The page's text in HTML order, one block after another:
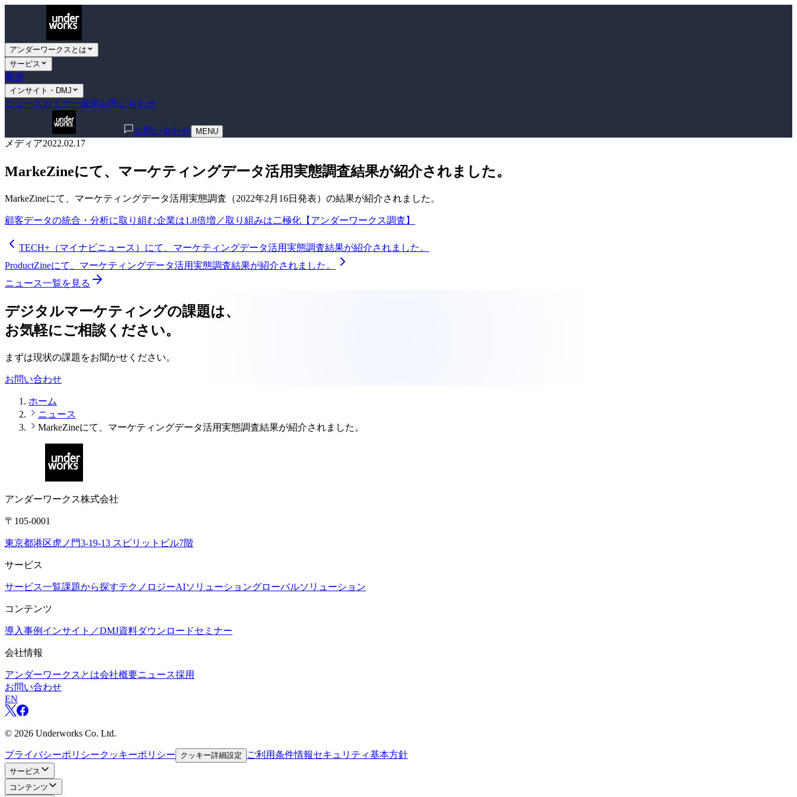
アンダーワークスとは
サービス
事例
インサイト・DMJ
ニュース セミナー採用 お問い合わせ
お問い合わせ MENU
メディア2022.02.17
MarkeZineにて、マーケティングデータ活用実態調査結果が紹介されました。
MarkeZineにて、マーケティングデータ活用実態調査（2022年2月16日発表）の結果が紹介されました。
顧客データの統合・分析に取り組む企業は1.8倍増／取り組みは二極化【アンダーワークス調査】
TECH+（マイナビニュース）にて、マーケティングデータ活用実態調査結果が紹介されました。
ProductZineにて、マーケティングデータ活用実態調査結果が紹介されました。
ニュース一覧を見る
デジタルマーケティングの課題は、
お気軽にご相談ください。
まずは現状の課題をお聞かせください。
お問い合わせ
ホーム
ニュース
MarkeZineにて、マーケティングデータ活用実態調査結果が紹介されました。
アンダーワークス株式会社
〒105-0001
東京都港区虎ノ門3-19-13 スピリットビル7階
サービス
サービス一覧課題から探すテクノロジーAIソリューショングローバルソリューション
コンテンツ
導入事例 インサイト／DMJ資料ダウンロードセミナー
会社情報
アンダーワークスとは会社概要ニュース採用
お問い合わせ
EN
© 2026 Underworks Co. Ltd.
プライバシーポリシークッキーポリシー クッキー詳細設定 ご利用条件情報セキュリティ基本方針
サービス
コンテンツ